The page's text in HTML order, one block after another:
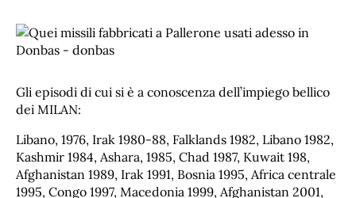
Gli episodi di cui si è a conoscenza dell’impiego bellico
dei MILAN:
Libano, 1976, Irak 1980-88, Falklands 1982, Libano 1982,
Kashmir 1984, Ashara, 1985, Chad 1987, Kuwait 198,
Afghanistan 1989, Irak 1991, Bosnia 1995, Africa centrale
1995, Congo 1997, Macedonia 1999, Afghanistan 2001,